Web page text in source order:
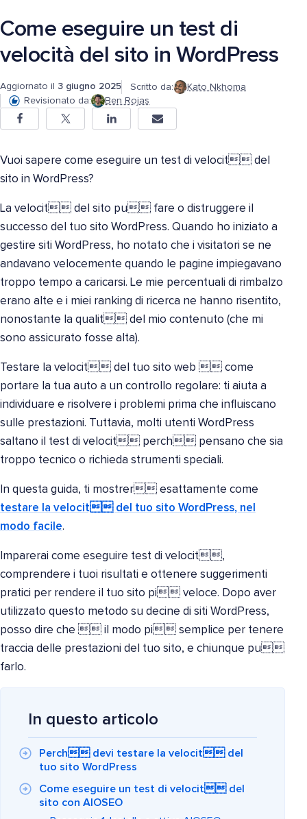
Come eseguire un test di
velocità del sito in WordPress
Aggiornato il 3 giugno 2025 Scritto da:
Kato Nkhoma
Revisionato da:
Ben Rojas
Vuoi sapere come eseguire un test di velocit del
sito in WordPress?
La velocit del sito pu fare o distruggere il
successo del tuo sito WordPress. Quando ho iniziato a
gestire siti WordPress, ho notato che i visitatori se ne
andavano velocemente quando le pagine impiegavano
troppo tempo a caricarsi. Le mie percentuali di rimbalzo
erano alte e i miei ranking di ricerca ne hanno risentito,
nonostante la qualit del mio contenuto (che mi
sono assicurato fosse alta).
Testare la velocit del tuo sito web  come
portare la tua auto a un controllo regolare: ti aiuta a
individuare e risolvere i problemi prima che influiscano
sulle prestazioni. Tuttavia, molti utenti WordPress
saltano il test di velocit perch pensano che sia
troppo tecnico o richieda strumenti speciali.
In questa guida, ti mostrer esattamente come
testare la velocit del tuo sito WordPress, nel
modo facile.
Imparerai come eseguire test di velocit,
comprendere i tuoi risultati e ottenere suggerimenti
pratici per rendere il tuo sito pi veloce. Dopo aver
utilizzato questo metodo su decine di siti WordPress,
posso dire che  il modo pi semplice per tenere
traccia delle prestazioni del tuo sito, e chiunque pu
farlo.
In questo articolo
Perch devi testare la velocit del
tuo sito WordPress
Come eseguire un test di velocit del
sito con AIOSEO